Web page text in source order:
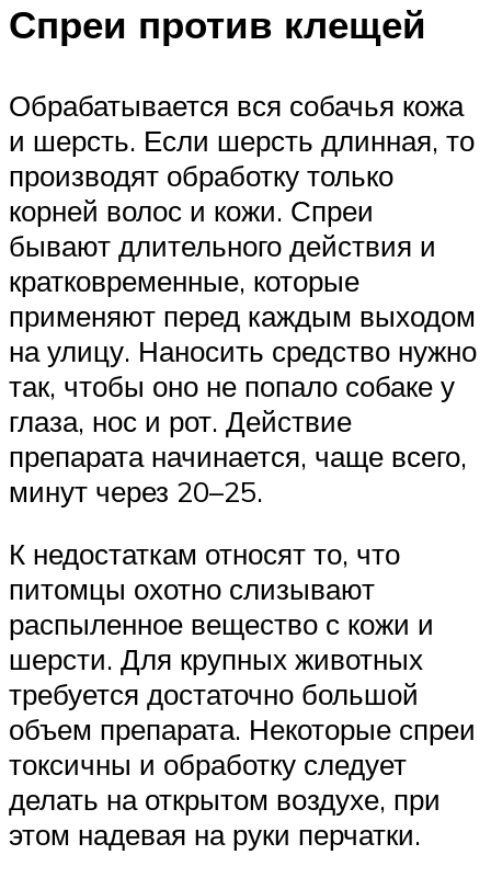
Спреи против клещей
Обрабатывается вся собачья кожа
и шерсть. Если шерсть длинная, то
производят обработку только
корней волос и кожи. Спреи
бывают длительного действия и
кратковременные, которые
применяют перед каждым выходом
на улицу. Наносить средство нужно
так, чтобы оно не попало собаке у
глаза, нос и рот. Действие
препарата начинается, чаще всего,
минут через 20–25.
К недостаткам относят то, что
питомцы охотно слизывают
распыленное вещество с кожи и
шерсти. Для крупных животных
требуется достаточно большой
объем препарата. Некоторые спреи
токсичны и обработку следует
делать на открытом воздухе, при
этом надевая на руки перчатки.